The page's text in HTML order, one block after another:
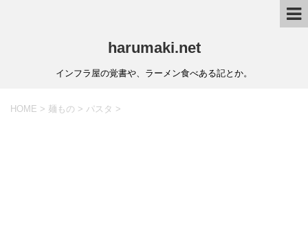
harumaki.net
インフラ屋の覚書や、ラーメン食べある記とか。
HOME > 麺もの > パスタ >